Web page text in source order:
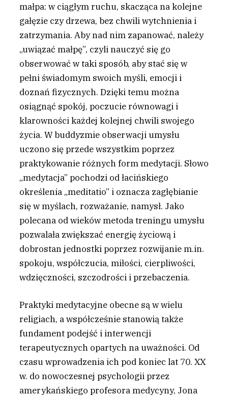
małpa: w ciągłym ruchu, skacząca na kolejne
gałęzie czy drzewa, bez chwili wytchnienia i
zatrzymania. Aby nad nim zapanować, należy
„uwiązać małpę”, czyli nauczyć się go
obserwować w taki sposób, aby stać się w
pełni świadomym swoich myśli, emocji i
doznań fizycznych. Dzięki temu można
osiągnąć spokój, poczucie równowagi i
klarowności każdej kolejnej chwili swojego
życia. W buddyzmie obserwacji umysłu
uczono się przede wszystkim poprzez
praktykowanie różnych form medytacji. Słowo
„medytacja” pochodzi od łacińskiego
określenia „meditatio” i oznacza zagłębianie
się w myślach, rozważanie, namysł. Jako
polecana od wieków metoda treningu umysłu
pozwalała zwiększać energię życiową i
dobrostan jednostki poprzez rozwijanie m.in.
spokoju, współczucia, miłości, cierpliwości,
wdzięczności, szczodrości i przebaczenia.
Praktyki medytacyjne obecne są w wielu
religiach, a współcześnie stanowią także
fundament podejść i interwencji
terapeutycznych opartych na uważności. Od
czasu wprowadzenia ich pod koniec lat 70. XX
w. do nowoczesnej psychologii przez
amerykańskiego profesora medycyny, Jona